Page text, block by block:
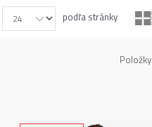
podľa stránky
Položky